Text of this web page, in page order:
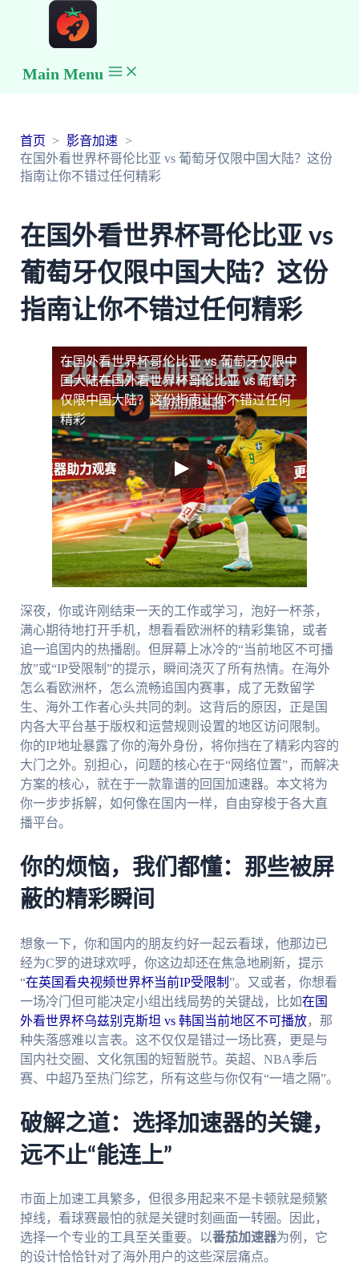
Main Menu
首页
影音加速
在国外看世界杯哥伦比亚 vs 葡萄牙仅限中国大陆？这份
指南让你不错过任何精彩
在国外看世界杯哥伦比亚 vs
葡萄牙仅限中国大陆？这份
指南让你不错过任何精彩
在国外看世界杯哥伦比亚 vs 葡萄牙仅限中
国大陆在国外看世界杯哥伦比亚 vs 葡萄牙
仅限中国大陆？这份指南让你不错过任何
精彩
深夜，你或许刚结束一天的工作或学习，泡好一杯茶，
满心期待地打开手机，想看看欧洲杯的精彩集锦，或者
追一追国内的热播剧。但屏幕上冰冷的“当前地区不可播
放”或“IP受限制”的提示，瞬间浇灭了所有热情。在海外
怎么看欧洲杯，怎么流畅追国内赛事，成了无数留学
生、海外工作者心头共同的刺。这背后的原因，正是国
内各大平台基于版权和运营规则设置的地区访问限制。
你的IP地址暴露了你的海外身份，将你挡在了精彩内容的
大门之外。别担心，问题的核心在于“网络位置”，而解决
方案的核心，就在于一款靠谱的回国加速器。本文将为
你一步步拆解，如何像在国内一样，自由穿梭于各大直
播平台。
你的烦恼，我们都懂：那些被屏
蔽的精彩瞬间
想象一下，你和国内的朋友约好一起云看球，他那边已
经为C罗的进球欢呼，你这边却还在焦急地刷新，提示
“在英国看央视频世界杯当前IP受限制 ”。又或者，你想看
一场冷门但可能决定小组出线局势的关键战，比如在国
外看世界杯乌兹别克斯坦 vs 韩国当前地区不可播放，那
种失落感难以言表。这不仅仅是错过一场比赛，更是与
国内社交圈、文化氛围的短暂脱节。英超、NBA季后
赛、中超乃至热门综艺，所有这些与你仅有“一墙之隔”。
破解之道：选择加速器的关键，
远不止“能连上”
市面上加速工具繁多，但很多用起来不是卡顿就是频繁
掉线，看球赛最怕的就是关键时刻画面一转圈。因此，
选择一个专业的工具至关重要。以番茄加速器为例，它
的设计恰恰针对了海外用户的这些深层痛点。